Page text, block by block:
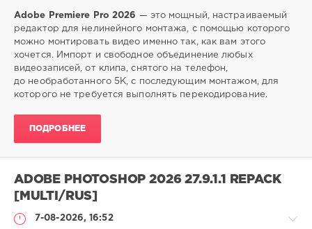
SamDel
0
монтировать
видео
Adobe Premiere Pro 2026 — это мощный, настраиваемый
редактор для нелинейного монтажа, с помощью которого
можно монтировать видео именно так, как вам этого
хочется. Импорт и свободное объединение любых
видеозаписей, от клипа, снятого на телефон,
до необработанного 5K, с последующим монтажом, для
которого не требуется выполнять перекодирование.
ПОДРОБНЕЕ
ADOBE PHOTOSHOP 2026 27.9.1.1 REPACK
[MULTI/RUS]
7-08-2026, 16:52